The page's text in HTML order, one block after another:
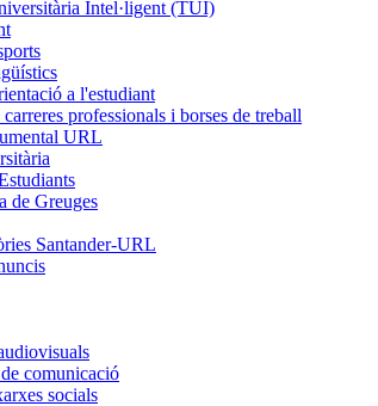
Intel·ligent (TUI)
a l'estudiant
carreres professionals i borses de treball
URL
de Greuges
Santander-URL
comunicació
socials